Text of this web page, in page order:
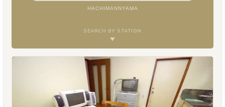
HACHIMANNYAMA
SEARCH BY STATION